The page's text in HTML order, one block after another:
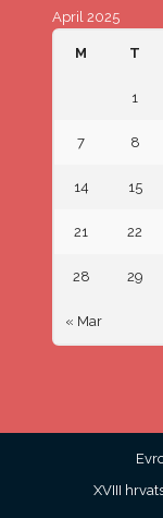
April 2025
M T
« Mar
1
7 8
14 15
21 22
28 29
XVIII